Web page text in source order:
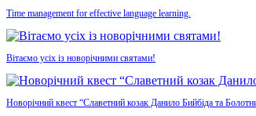
Time management for effective language learning.
Вітаємо усіх із новорічними святами!
Новорічний квест “Славетний козак Данило Бийбіда та